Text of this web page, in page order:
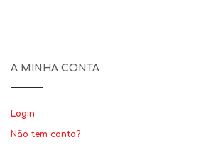
A MINHA CONTA
Login
Não tem conta?